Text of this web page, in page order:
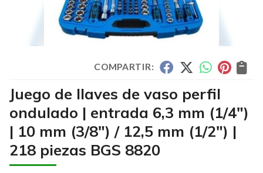
COMPARTIR:
Juego de llaves de vaso perfil
ondulado | entrada 6,3 mm (1/4")
| 10 mm (3/8") / 12,5 mm (1/2") |
218 piezas BGS 8820